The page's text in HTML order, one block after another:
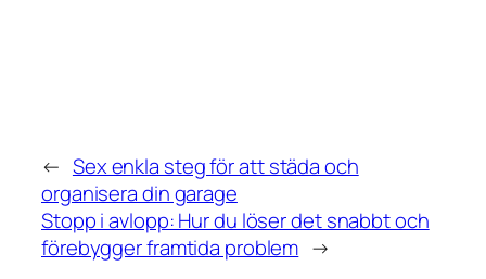
← Sex enkla steg för att städa och
organisera din garage
Stopp i avlopp: Hur du löser det snabbt och
förebygger framtida problem →